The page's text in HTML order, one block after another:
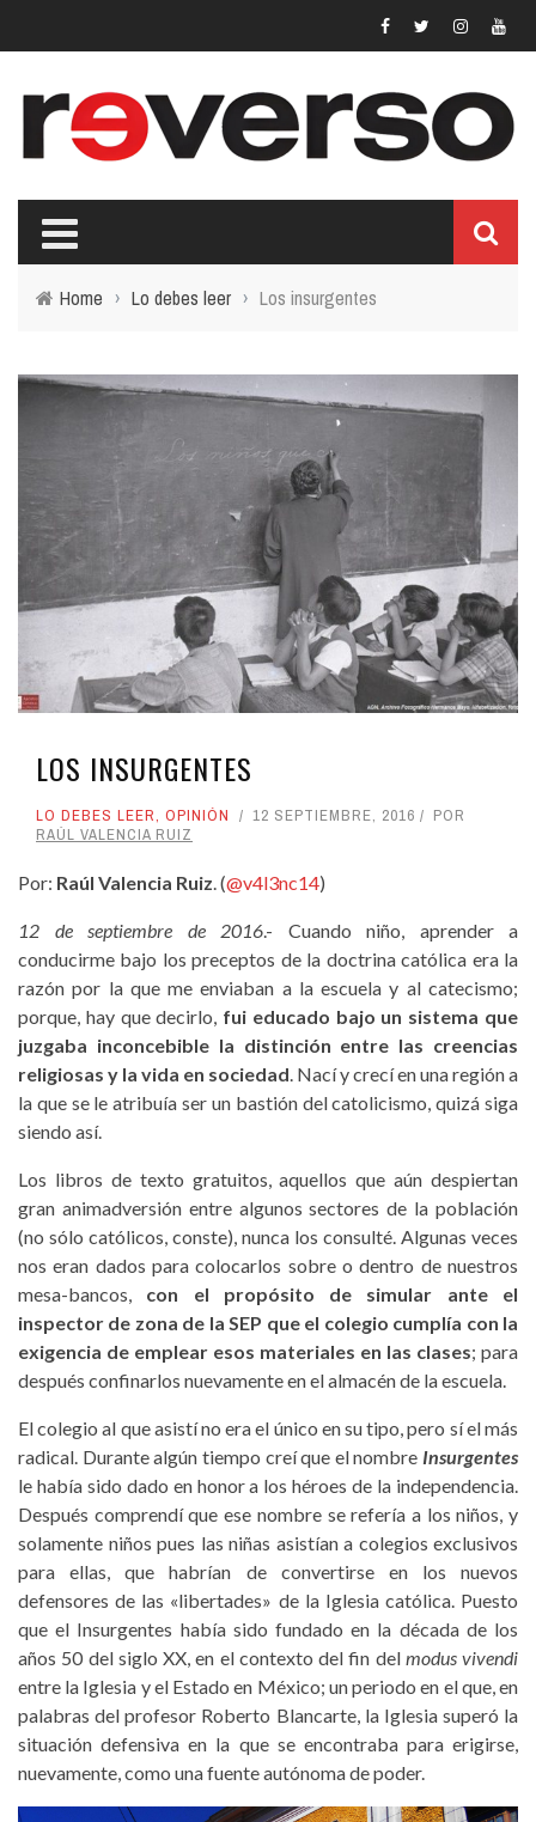
Home › Lo debes leer › Los insurgentes
LOS INSURGENTES
LO DEBES LEER, OPINIÓN 12 SEPTIEMBRE, 2016
POR
RAÚL VALENCIA RUIZ
Por: Raúl Valencia Ruiz. (@v4l3nc14)
12 de septiembre de 2016.- Cuando niño, aprender a
conducirme bajo los preceptos de la doctrina católica era la
razón por la que me enviaban a la escuela y al catecismo;
porque, hay que decirlo, fui educado bajo un sistema que
juzgaba inconcebible la distinción entre las creencias
religiosas y la vida en sociedad. Nací y crecí en una región a
la que se le atribuía ser un bastión del catolicismo, quizá siga
siendo así.
Los libros de texto gratuitos, aquellos que aún despiertan
gran animadversión entre algunos sectores de la población
(no sólo católicos, conste), nunca los consulté. Algunas veces
nos eran dados para colocarlos sobre o dentro de nuestros
mesa-bancos, con el propósito de simular ante el
inspector de zona de la SEP que el colegio cumplía con la
exigencia de emplear esos materiales en las clases; para
después confinarlos nuevamente en el almacén de la escuela.
El colegio al que asistí no era el único en su tipo, pero sí el más
radical. Durante algún tiempo creí que el nombre Insurgentes
le había sido dado en honor a los héroes de la independencia.
Después comprendí que ese nombre se refería a los niños, y
solamente niños pues las niñas asistían a colegios exclusivos
para ellas, que habrían de convertirse en los nuevos
defensores de las «libertades» de la Iglesia católica. Puesto
que el Insurgentes había sido fundado en la década de los
años 50 del siglo XX, en el contexto del fin del modus vivendi
entre la Iglesia y el Estado en México; un periodo en el que, en
palabras del profesor Roberto Blancarte, la Iglesia superó la
situación defensiva en la que se encontraba para erigirse,
nuevamente, como una fuente autónoma de poder.